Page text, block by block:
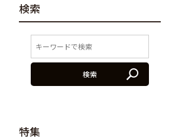
検索
検索
特集